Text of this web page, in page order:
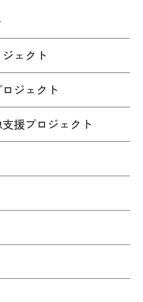
ェクト
ジェクト
援プロジェクト